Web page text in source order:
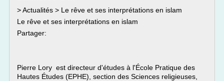
> Actualités > Le rêve et ses interprétations en islam
Le rêve et ses interprétations en islam
Partager:
Pierre Lory est directeur d'études à l'École Pratique des
Hautes Études (EPHE), section des Sciences religieuses,